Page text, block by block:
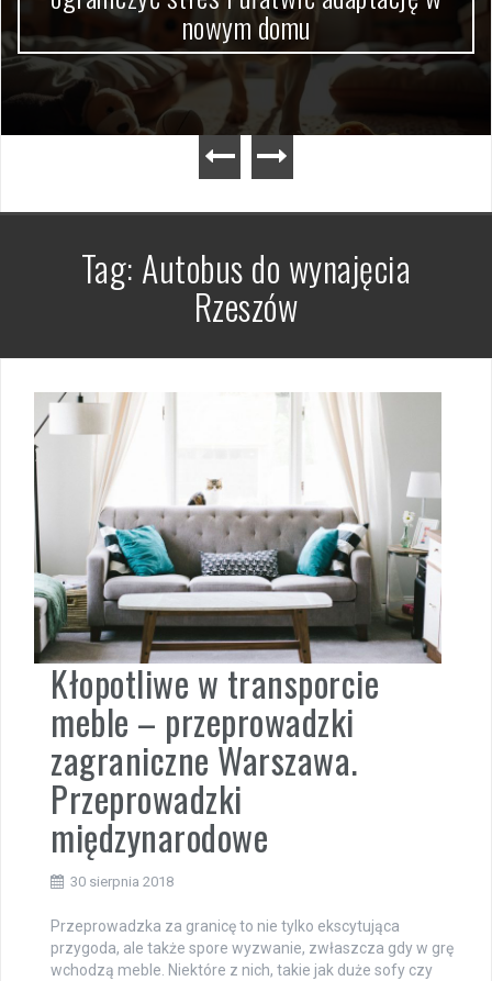
dokumentów krok po kroku
Tag: Autobus do wynajęcia
Rzeszów
Kłopotliwe w transporcie
meble – przeprowadzki
zagraniczne Warszawa.
Przeprowadzki
międzynarodowe
30 sierpnia 2018
Przeprowadzka za granicę to nie tylko ekscytująca
przygoda, ale także spore wyzwanie, zwłaszcza gdy w grę
wchodzą meble. Niektóre z nich, takie jak duże sofy czy